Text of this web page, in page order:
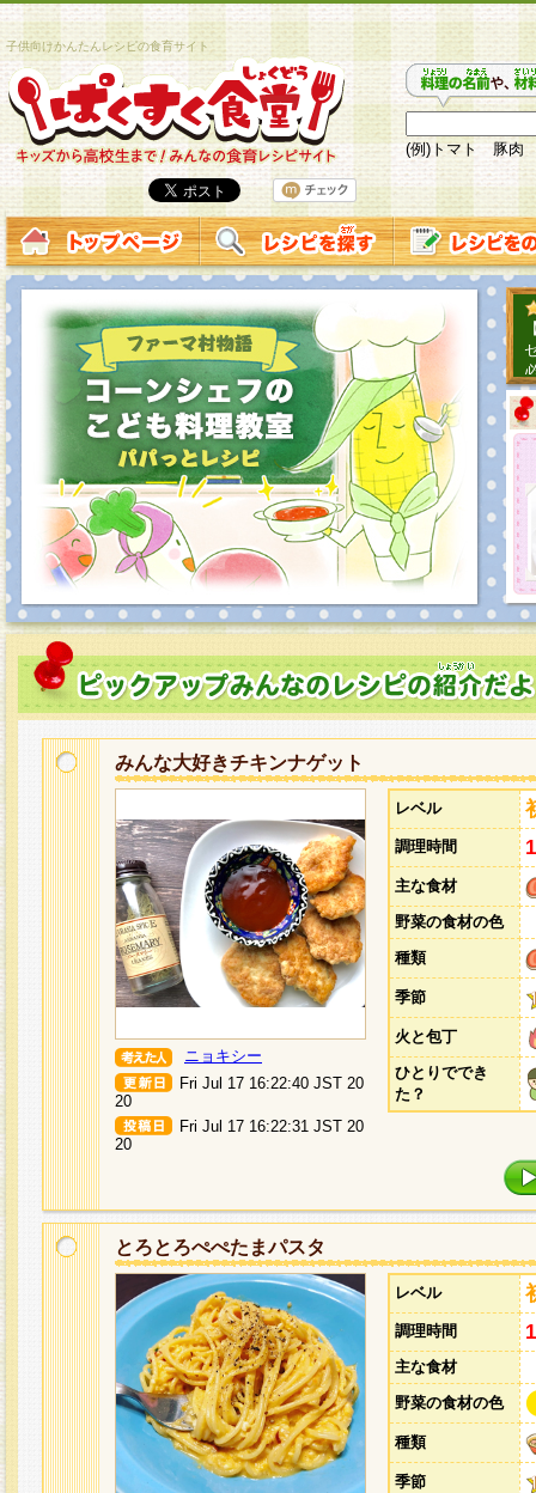
子供向けかんたんレシピの食育サイト
(例)トマト 豚肉
みんな大好きチキンナゲット
ニョキシー
Fri Jul 17 16:22:40 JST 20
20
Fri Jul 17 16:22:31 JST 20
20
レベル
調理時間
主な食材
野菜の食材の色
種類
季節
火と包丁
ひとりででき
た？
とろとろぺぺたまパスタ
レベル
調理時間
主な食材
野菜の食材の色
種類
季節